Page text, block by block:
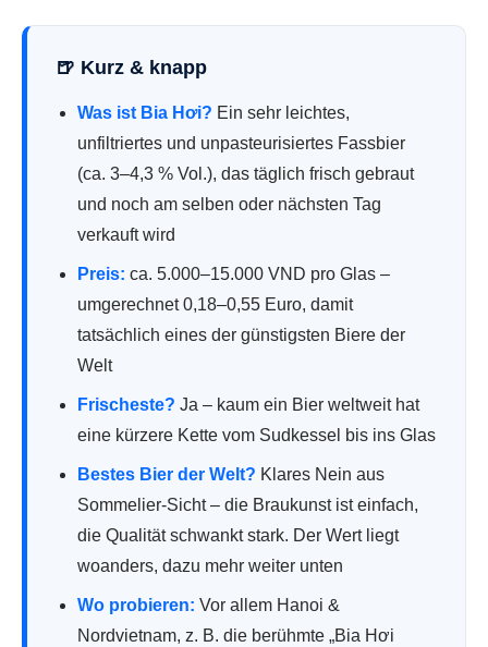
🍺 Kurz & knapp
Was ist Bia Hơi? Ein sehr leichtes,
unfiltriertes und unpasteurisiertes Fassbier
(ca. 3–4,3 % Vol.), das täglich frisch gebraut
und noch am selben oder nächsten Tag
verkauft wird
Preis: ca. 5.000–15.000 VND pro Glas –
umgerechnet 0,18–0,55 Euro, damit
tatsächlich eines der günstigsten Biere der
Welt
Frischeste? Ja – kaum ein Bier weltweit hat
eine kürzere Kette vom Sudkessel bis ins Glas
Bestes Bier der Welt? Klares Nein aus
Sommelier-Sicht – die Braukunst ist einfach,
die Qualität schwankt stark. Der Wert liegt
woanders, dazu mehr weiter unten
Wo probieren: Vor allem Hanoi &
Nordvietnam, z. B. die berühmte „Bia Hơi